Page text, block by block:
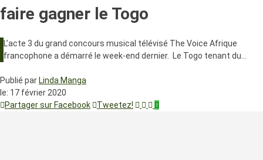
faire gagner le Togo
L’acte 3 du grand concours musical télévisé The Voice Afrique
francophone a démarré le week-end dernier. Le Togo tenant du…
Publié par Linda Manga
le: 17 février 2020
Partager sur Facebook
Tweetez!